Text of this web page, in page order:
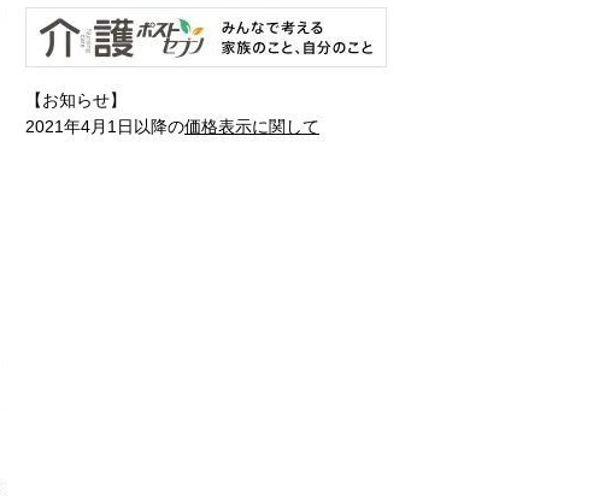
【お知らせ】
2021年4月1日以降の価格表示に関して